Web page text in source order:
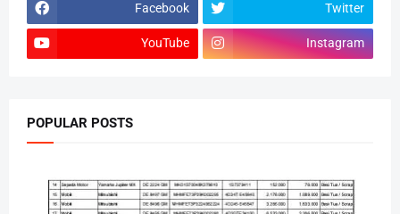
Facebook Twitter
YouTube Instagram
POPULAR POSTS